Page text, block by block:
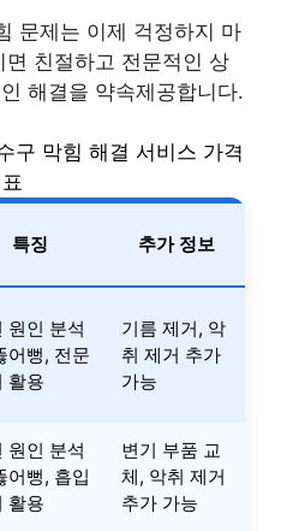
문제는 이제 걱정하지 마
친절하고 전문적인 상
해결을 약속제공합니다.
구 막힘 해결 서비스 가격
표
특징 추가 정보
원인 분석
어뻥, 전문
활용
기름 제거, 악
취 제거 추가
가능
원인 분석
어뻥, 흡입
활용
변기 부품 교
체, 악취 제거
추가 가능